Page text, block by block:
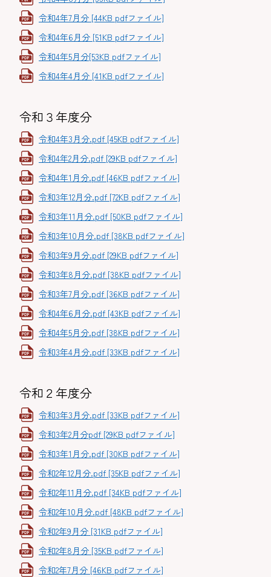
令和4年7月分 [44KB pdfファイル]
令和4年6月分 [51KB pdfファイル]
令和4年5月分[53KB pdfファイル]
令和4年4月分 [41KB pdfファイル]
令和３年度分
令和4年3月分.pdf [45KB pdfファイル]
令和4年2月分.pdf [29KB pdfファイル]
令和4年1月分.pdf [46KB pdfファイル]
令和3年12月分.pdf [72KB pdfファイル]
令和3年11月分.pdf [50KB pdfファイル]
令和3年10月分.pdf [38KB pdfファイル]
令和3年9月分.pdf [29KB pdfファイル]
令和3年8月分.pdf [38KB pdfファイル]
令和3年7月分.pdf [36KB pdfファイル]
令和4年6月分.pdf [43KB pdfファイル]
令和4年5月分.pdf [38KB pdfファイル]
令和3年4月分.pdf [33KB pdfファイル]
令和２年度分
令和3年3月分.pdf [33KB pdfファイル]
令和3年2月分pdf [29KB pdfファイル]
令和3年1月分.pdf [30KB pdfファイル]
令和2年12月分.pdf [35KB pdfファイル]
令和2年11月分.pdf [34KB pdfファイル]
令和2年10月分.pdf [48KB pdfファイル]
令和2年9月分 [31KB pdfファイル]
令和2年8月分 [35KB pdfファイル]
令和2年7月分 [46KB pdfファイル]